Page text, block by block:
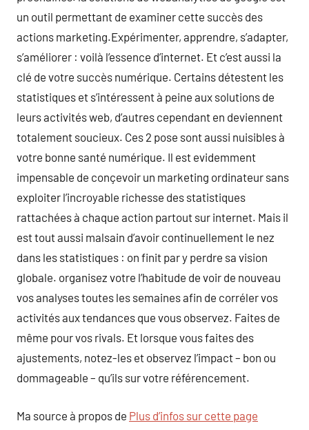
un outil permettant de examiner cette succès des
actions marketing.Expérimenter, apprendre, s’adapter,
s’améliorer : voilà l’essence d’internet. Et c’est aussi la
clé de votre succès numérique. Certains détestent les
statistiques et s’intéressent à peine aux solutions de
leurs activités web, d’autres cependant en deviennent
totalement soucieux. Ces 2 pose sont aussi nuisibles à
votre bonne santé numérique. Il est evidemment
impensable de conçevoir un marketing ordinateur sans
exploiter l’incroyable richesse des statistiques
rattachées à chaque action partout sur internet. Mais il
est tout aussi malsain d’avoir continuellement le nez
dans les statistiques : on finit par y perdre sa vision
globale. organisez votre l’habitude de voir de nouveau
vos analyses toutes les semaines afin de corréler vos
activités aux tendances que vous observez. Faites de
même pour vos rivals. Et lorsque vous faites des
ajustements, notez-les et observez l’impact – bon ou
dommageable – qu’ils sur votre référencement.
Ma source à propos de Plus d’infos sur cette page